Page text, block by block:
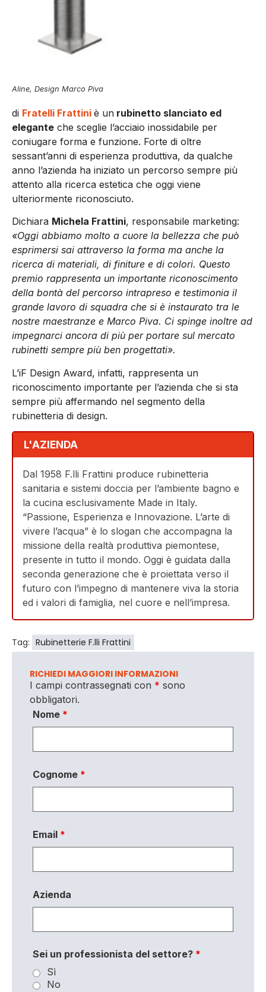
Aline, Design Marco Piva
di Fratelli Frattini è un rubinetto slanciato ed
elegante che sceglie l’acciaio inossidabile per
coniugare forma e funzione. Forte di oltre
sessant’anni di esperienza produttiva, da qualche
anno l’azienda ha iniziato un percorso sempre più
attento alla ricerca estetica che oggi viene
ulteriormente riconosciuto.
Dichiara Michela Frattini, responsabile marketing:
«Oggi abbiamo molto a cuore la bellezza che può
esprimersi sai attraverso la forma ma anche la
ricerca di materiali, di finiture e di colori. Questo
premio rappresenta un importante riconoscimento
della bontà del percorso intrapreso e testimonia il
grande lavoro di squadra che si è instaurato tra le
nostre maestranze e Marco Piva. Ci spinge inoltre ad
impegnarci ancora di più per portare sul mercato
rubinetti sempre più ben progettati».
L’iF Design Award, infatti, rappresenta un
riconoscimento importante per l’azienda che si sta
sempre più affermando nel segmento della
rubinetteria di design.
L'AZIENDA
Dal 1958 F.lli Frattini produce rubinetteria
sanitaria e sistemi doccia per l’ambiente bagno e
la cucina esclusivamente Made in Italy.
“Passione, Esperienza e Innovazione. L’arte di
vivere l’acqua” è lo slogan che accompagna la
missione della realtà produttiva piemontese,
presente in tutto il mondo. Oggi è guidata dalla
seconda generazione che è proiettata verso il
futuro con l’impegno di mantenere viva la storia
ed i valori di famiglia, nel cuore e nell’impresa.
Tag: Rubinetterie F.lli Frattini
RICHIEDI MAGGIORI INFORMAZIONI
I campi contrassegnati con * sono
obbligatori.
Nome *
Cognome *
Email *
Azienda
Sei un professionista del settore? *
Sì
No